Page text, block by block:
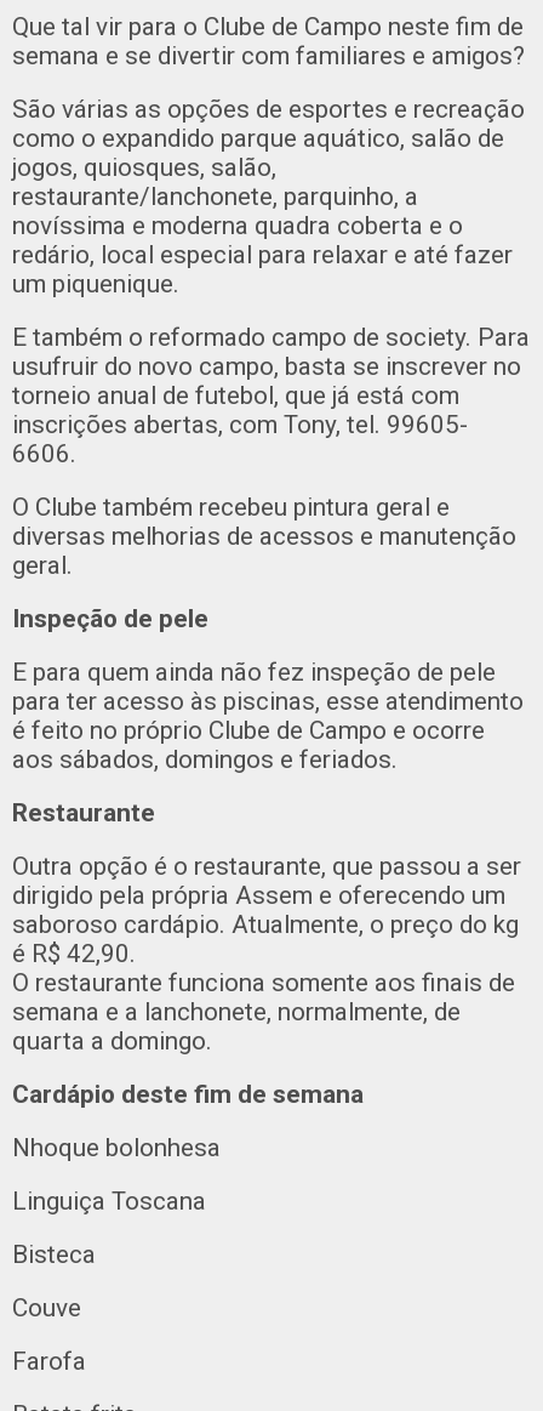
Que tal vir para o Clube de Campo neste fim de
semana e se divertir com familiares e amigos?
São várias as opções de esportes e recreação
como o expandido parque aquático, salão de
jogos, quiosques, salão,
restaurante/lanchonete, parquinho, a
novíssima e moderna quadra coberta e o
redário, local especial para relaxar e até fazer
um piquenique.
E também o reformado campo de society. Para
usufruir do novo campo, basta se inscrever no
torneio anual de futebol, que já está com
inscrições abertas, com Tony, tel. 99605-
6606.
O Clube também recebeu pintura geral e
diversas melhorias de acessos e manutenção
geral.
Inspeção de pele
E para quem ainda não fez inspeção de pele
para ter acesso às piscinas, esse atendimento
é feito no próprio Clube de Campo e ocorre
aos sábados, domingos e feriados.
Restaurante
Outra opção é o restaurante, que passou a ser
dirigido pela própria Assem e oferecendo um
saboroso cardápio. Atualmente, o preço do kg
é R$ 42,90.
O restaurante funciona somente aos finais de
semana e a lanchonete, normalmente, de
quarta a domingo.
Cardápio deste fim de semana
Nhoque bolonhesa
Linguiça Toscana
Bisteca
Couve
Farofa